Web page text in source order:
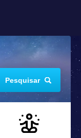
Pesquisar